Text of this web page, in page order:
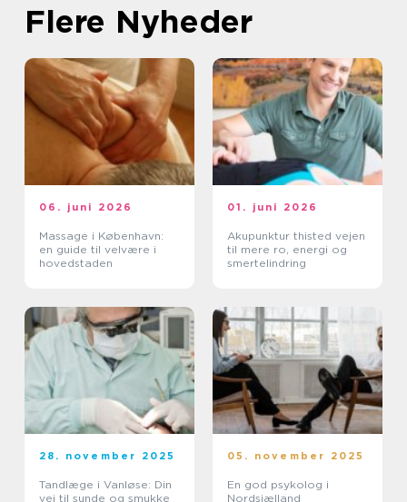
Flere Nyheder
06. juni 2026
Massage i København:
en guide til velvære i
hovedstaden
01. juni 2026
Akupunktur thisted vejen
til mere ro, energi og
smertelindring
28. november 2025
Tandlæge i Vanløse: Din
vej til sunde og smukke
05. november 2025
En god psykolog i
Nordsjælland